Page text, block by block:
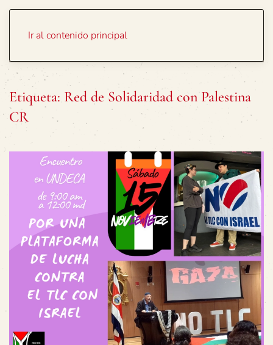
Ir al contenido principal
Etiqueta: Red de Solidaridad con Palestina
CR